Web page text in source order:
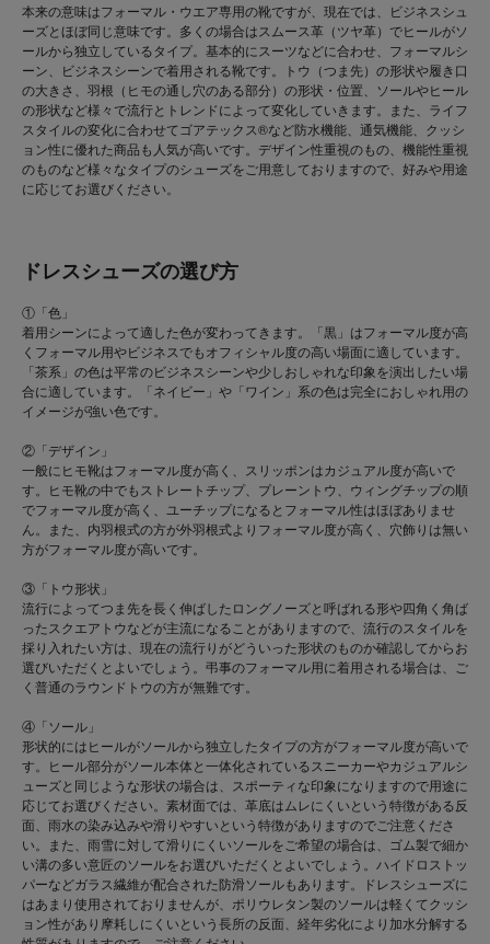
本来の意味はフォーマル・ウエア専用の靴ですが、現在では、ビジネスシュ
ーズとほぼ同じ意味です。多くの場合はスムース革（ツヤ革）でヒールがソ
ールから独立しているタイプ。基本的にスーツなどに合わせ、フォーマルシ
ーン、ビジネスシーンで着用される靴です。トウ（つま先）の形状や履き口
の大きさ、羽根（ヒモの通し穴のある部分）の形状・位置、ソールやヒール
の形状など様々で流行とトレンドによって変化していきます。また、ライフ
スタイルの変化に合わせてゴアテックス®など防水機能、通気機能、クッシ
ョン性に優れた商品も人気が高いです。デザイン性重視のもの、機能性重視
のものなど様々なタイプのシューズをご用意しておりますので、好みや用途
に応じてお選びください。
ドレスシューズの選び方
①「色」
着用シーンによって適した色が変わってきます。「黒」はフォーマル度が高
くフォーマル用やビジネスでもオフィシャル度の高い場面に適しています。
「茶系」の色は平常のビジネスシーンや少しおしゃれな印象を演出したい場
合に適しています。「ネイビー」や「ワイン」系の色は完全におしゃれ用の
イメージが強い色です。
②「デザイン」
一般にヒモ靴はフォーマル度が高く、スリッポンはカジュアル度が高いで
す。ヒモ靴の中でもストレートチップ、プレーントウ、ウィングチップの順
でフォーマル度が高く、ユーチップになるとフォーマル性はほぼありませ
ん。また、内羽根式の方が外羽根式よりフォーマル度が高く、穴飾りは無い
方がフォーマル度が高いです。
③「トウ形状」
流行によってつま先を長く伸ばしたロングノーズと呼ばれる形や四角く角ば
ったスクエアトウなどが主流になることがありますので、流行のスタイルを
採り入れたい方は、現在の流行りがどういった形状のものか確認してからお
選びいただくとよいでしょう。弔事のフォーマル用に着用される場合は、ご
く普通のラウンドトウの方が無難です。
④「ソール」
形状的にはヒールがソールから独立したタイプの方がフォーマル度が高いで
す。ヒール部分がソール本体と一体化されているスニーカーやカジュアルシ
ューズと同じような形状の場合は、スポーティな印象になりますので用途に
応じてお選びください。素材面では、革底はムレにくいという特徴がある反
面、雨水の染み込みや滑りやすいという特徴がありますのでご注意くださ
い。また、雨雪に対して滑りにくいソールをご希望の場合は、ゴム製で細か
い溝の多い意匠のソールをお選びいただくとよいでしょう。ハイドロストッ
パーなどガラス繊維が配合された防滑ソールもあります。ドレスシューズに
はあまり使用されておりませんが、ポリウレタン製のソールは軽くてクッシ
ョン性があり摩耗しにくいという長所の反面、経年劣化により加水分解する